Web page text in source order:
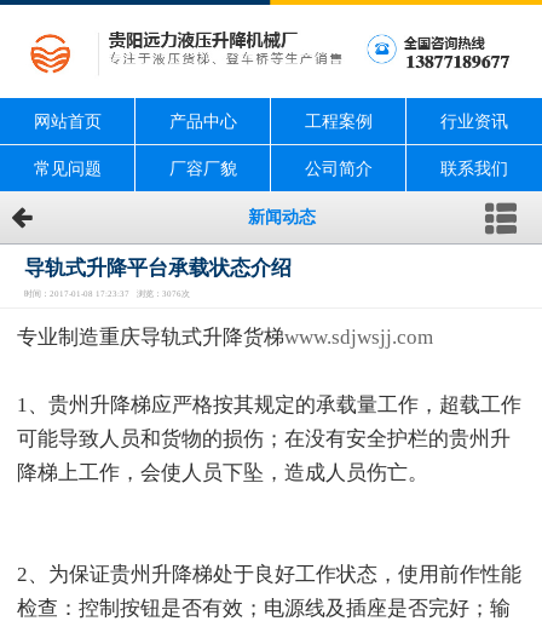
网站首页 产品中心 工程案例 行业资讯
常见问题 厂容厂貌 公司简介 联系我们
新闻动态
导轨式升降平台承载状态介绍
时间：2017-01-08 17:23:37 浏览：3076次
专业制造重庆导轨式升降货梯www.sdjwsjj.com
1、贵州升降梯应严格按其规定的承载量工作，超载工作
可能导致人员和货物的损伤；在没有安全护栏的贵州升
降梯上工作，会使人员下坠，造成人员伤亡。
2、为保证贵州升降梯处于良好工作状态，使用前作性能
检查：控制按钮是否有效；电源线及插座是否完好；输